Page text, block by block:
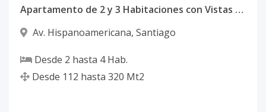
Apartamento de 2 y 3 Habitaciones con Vistas 360° y Áreas Sociales de Lujo en Urbanización Thomen, Santiago
Av. Hispanoamericana, Santiago
Desde 2 hasta 4Hab.
Desde 112 hasta 320 Mt2